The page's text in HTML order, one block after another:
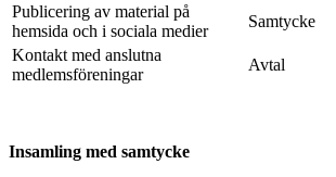
Publicering av material på
hemsida och i sociala medier
Samtycke
Kontakt med anslutna
medlemsföreningar
Avtal
Insamling med samtycke